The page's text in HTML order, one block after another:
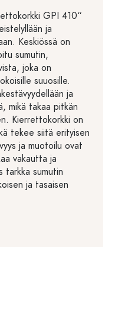
GPI 410“
ja
Keskiössä on
sumutin,
joka on
suuosille.
ja
mikä takaa pitkän
Kierrettokorkki on
tekee siitä erityisen
ja muotoilu ovat
vakautta ja
tarkka sumutin
ja tasaisen